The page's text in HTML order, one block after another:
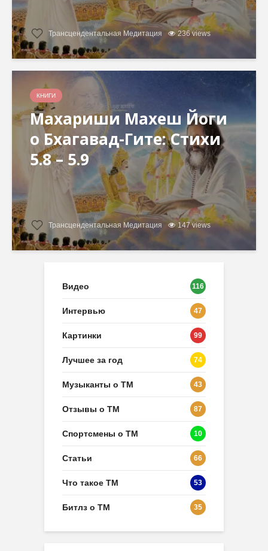
Трансцендентальная Медитация 236 views
КНИГИ
Махариши Махеш Йоги
о Бхагавад-Гите: Стихи
5.8 – 5.9
Трансцендентальная Медитация 147 views
Видео 116
Интервью 47
Картинки 99
Лучшее за год 74
Музыканты о ТМ 43
Отзывы о ТМ 87
Спортсмены о ТМ 10
Статьи 66
Что такое ТМ 53
Битлз о ТМ 35